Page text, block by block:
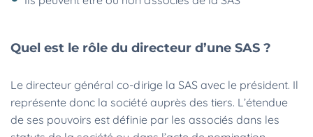
Quel est le rôle du directeur d’une SAS ?
Le directeur général co-dirige la SAS avec le président. Il
représente donc la société auprès des tiers. L’étendue
de ses pouvoirs est définie par les associés dans les